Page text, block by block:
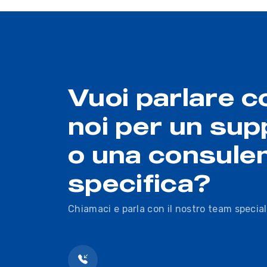
Vuoi parlare
noi per un
o una
specifica?
Chiamaci e parla con il nostro team